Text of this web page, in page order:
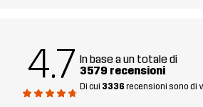
Mesh 95% Poliestere
4.7 In base a un totale di
3579 recensioni
Di cui 3336 recensioni sono di